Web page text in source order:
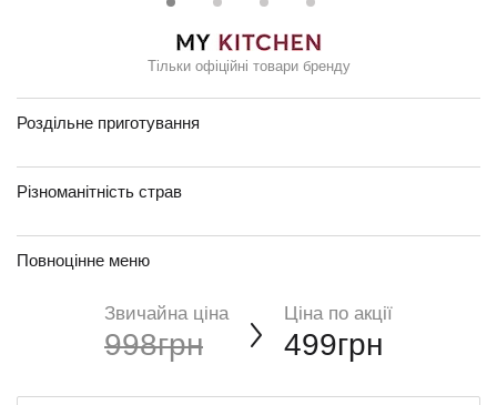
Тільки офіційні товари бренду
Роздільне приготування
Різноманітність страв
Повноцінне меню
Звичайна ціна
998грн
Ціна по акції
499грн